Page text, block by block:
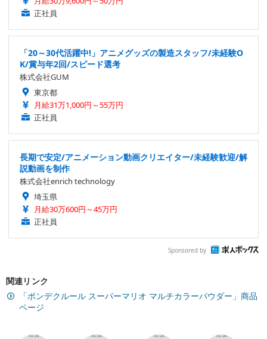
正社員
「20～30代活躍中!」アニメグッズの製造スタッフ/未経験O
K/賞与年2回/スピード選考
株式会社GUM
東京都
月給31万1,000円～55万円
正社員
長期で安定/アニメーション動画クリエイター/未経験歓迎/解
説動画を制作
株式会社enrich technology
埼玉県
月給30万600円～45万円
正社員
Sponsored by
関連リンク
「ポンデクルール スーパーマリオ マルチカラーパウダー」商品
ページ